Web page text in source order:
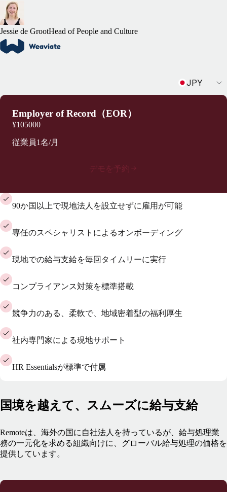
Jessie de GrootHead of People and Culture
JPY
Employer of Record（EOR）
¥105000
従業員1名/月
デモを予約
90か国以上で現地法人を設立せずに雇用が可能
専任のスペシャリストによるオンボーディング
現地での給与支給を毎回タイムリーに実行
コンプライアンス対策を標準搭載
競争力のある、柔軟で、地域密着型の福利厚生
社内専門家による現地サポート
HR Essentialsが標準で付属
国境を越えて、スムーズに給与支給
Remoteは、海外の国に自社法人を持っているが、給与処理業
務の一元化を求める組織向けに、グローバル給与処理の価格を
提供しています。